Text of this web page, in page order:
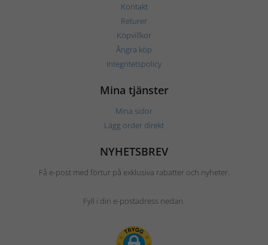
Kontakt
Returer
Köpvillkor
Ångra köp
Integritetspolicy
Mina tjänster
Mina sidor
Lägg order direkt
NYHETSBREV
Få e-post med förtur på exklusiva rabatter och nyheter.
Fyll i din e-postadress nedan.